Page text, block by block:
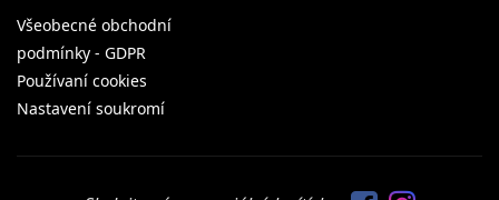
Všeobecné obchodní
podmínky - GDPR
Používaní cookies
Nastavení soukromí